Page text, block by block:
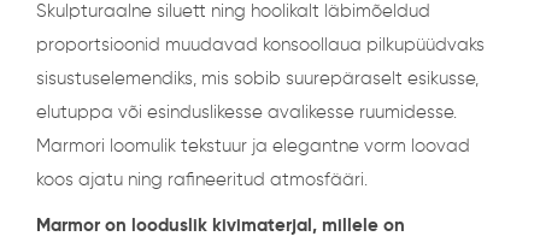
Skulpturaalne siluett ning hoolikalt läbimõeldud
proportsioonid muudavad konsoollaua pilkupüüdvaks
sisustuselemendiks, mis sobib suurepäraselt esikusse,
elutuppa või esinduslikesse avalikesse ruumidesse.
Marmori loomulik tekstuur ja elegantne vorm loovad
koos ajatu ning rafineeritud atmosfääri.
Marmor on looduslik kivimaterjal, millele on